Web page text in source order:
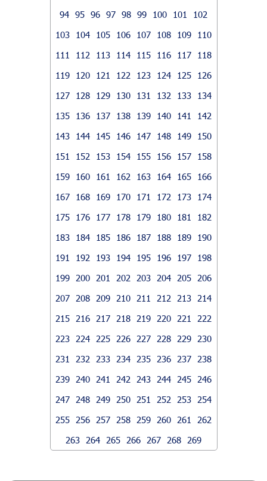
94 95 96 97 98 99 100 101
102
103
104 105 106 107 108 109
110
111
112 113 114 115 116 117
118
119
120 121 122 123 124 125
126
127
128 129 130 131 132 133
134
135
136 137 138 139 140 141
142
143
144 145 146 147 148 149
150
151
152 153 154 155 156 157
158
159
160 161 162 163 164 165
166
167
168 169 170 171 172 173
174
175
176 177 178 179 180 181
182
183
184 185 186 187 188 189
190
191
192 193 194 195 196 197
198
199
200 201 202 203 204 205
206
207
208 209 210 211 212 213
214
215
216 217 218 219 220 221
222
223
224 225 226 227 228 229
230
231
232 233 234 235 236 237
238
239
240 241 242 243 244 245
246
247
248 249 250 251 252 253
254
255
256 257 258 259 260 261
262
263
264 265 266 267 268 269